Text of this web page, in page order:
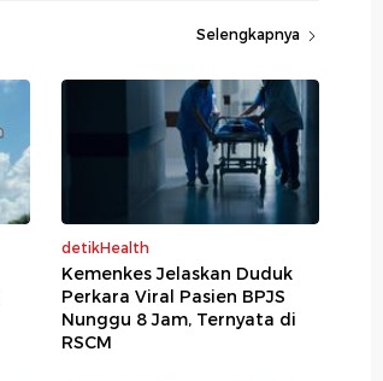
Selengkapnya
detikHealth
Kemenkes Jelaskan Duduk
Perkara Viral Pasien BPJS
Nunggu 8 Jam, Ternyata di
RSCM